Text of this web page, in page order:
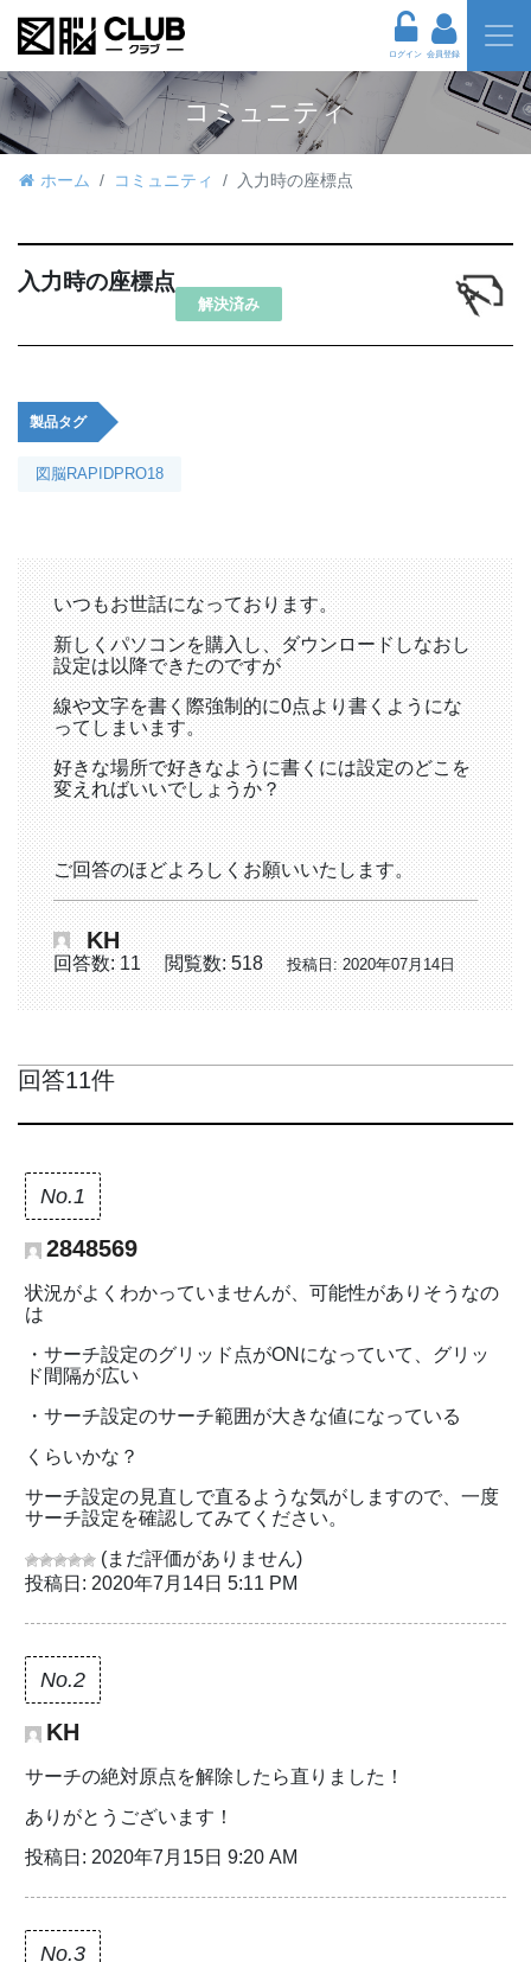
ログイン 会員登録
コミュニティ
ホーム コミュニティ 入力時の座標点
入力時の座標点
解決済み
製品タグ
図脳RAPIDPRO18
いつもお世話になっております。
新しくパソコンを購入し、ダウンロードしなおし
設定は以降できたのですが
線や文字を書く際強制的に0点より書くようにな
ってしまいます。
好きな場所で好きなように書くには設定のどこを
変えればいいでしょうか？
ご回答のほどよろしくお願いいたします。
KH
回答数: 11 閲覧数: 518 投稿日: 2020年07月14日
回答11件
No.1
2848569
状況がよくわかっていませんが、可能性がありそうなの
は
・サーチ設定のグリッド点がONになっていて、グリッ
ド間隔が広い
・サーチ設定のサーチ範囲が大きな値になっている
くらいかな？
サーチ設定の見直しで直るような気がしますので、一度
サーチ設定を確認してみてください。
(まだ評価がありません)
投稿日: 2020年7月14日 5:11 PM
No.2
KH
サーチの絶対原点を解除したら直りました！
ありがとうございます！
投稿日: 2020年7月15日 9:20 AM
No.3